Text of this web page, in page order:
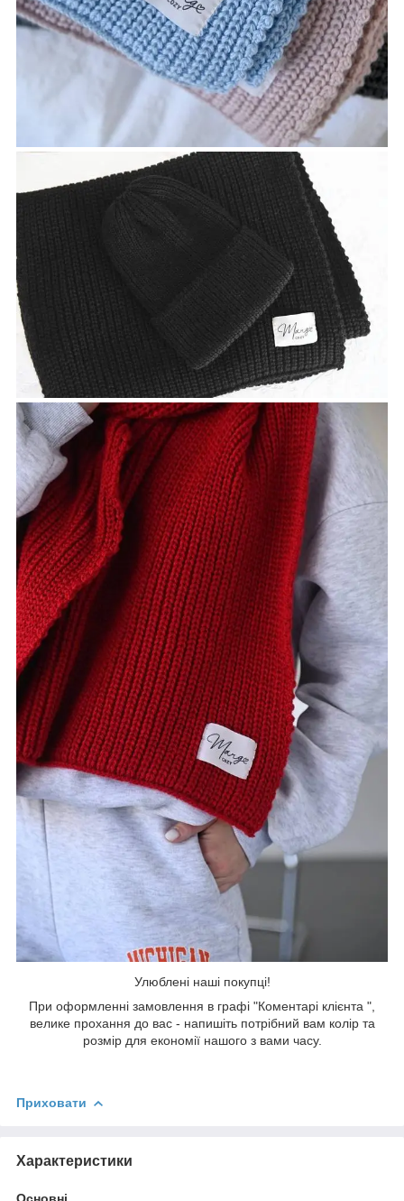
Улюблені наші покупці!
При оформленні замовлення в графі "Коментарі клієнта ",
велике прохання до вас - напишіть потрібний вам колір та
розмір для економії нашого з вами часу.
Приховати
Характеристики
Основні